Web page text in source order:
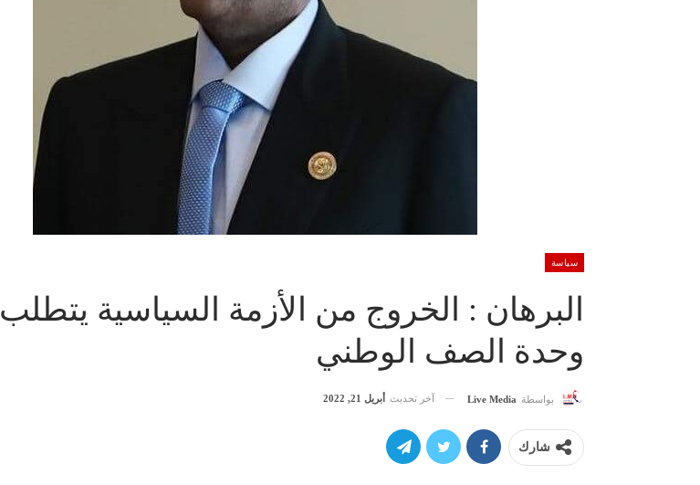
سياسة
البرهان : الخروج من الأزمة السياسية يتطلب
وحدة الصف الوطني
بواسطة Live Media آخر تحديث أبريل 21, 2022
شارك